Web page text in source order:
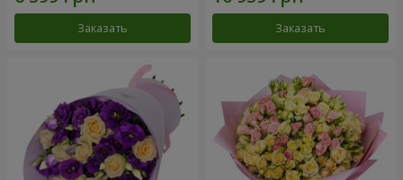
Заказать Заказать